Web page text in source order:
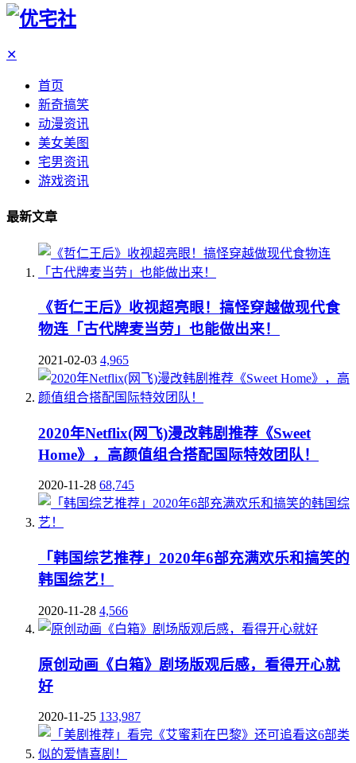
✕
首页
新奇搞笑
动漫资讯
美女美图
宅男资讯
游戏资讯
最新文章
《哲仁王后》收视超亮眼！搞怪穿越做现代食
物连「古代牌麦当劳」也能做出来！
2021-02-03 4,965
2020年Netflix(网飞)漫改韩剧推荐《Sweet
Home》，高颜值组合搭配国际特效团队！
2020-11-28 68,745
「韩国综艺推荐」2020年6部充满欢乐和搞笑的
韩国综艺！
2020-11-28 4,566
原创动画《白箱》剧场版观后感，看得开心就
好
2020-11-25 133,987